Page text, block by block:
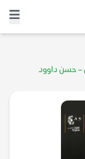
– حسن داوود